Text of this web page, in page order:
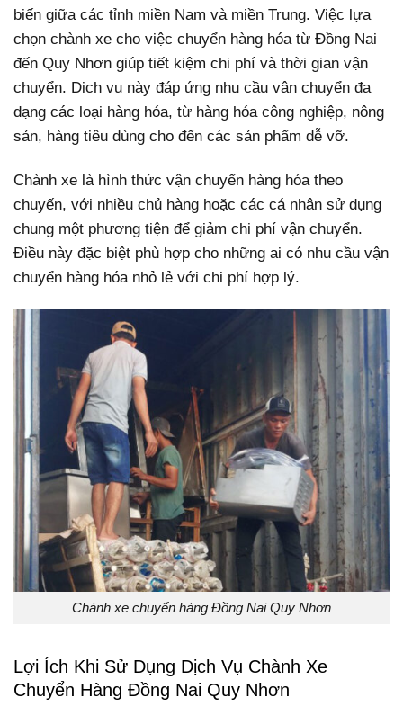
biến giữa các tỉnh miền Nam và miền Trung. Việc lựa
chọn chành xe cho việc chuyển hàng hóa từ Đồng Nai
đến Quy Nhơn giúp tiết kiệm chi phí và thời gian vận
chuyển. Dịch vụ này đáp ứng nhu cầu vận chuyển đa
dạng các loại hàng hóa, từ hàng hóa công nghiệp, nông
sản, hàng tiêu dùng cho đến các sản phẩm dễ vỡ.
Chành xe là hình thức vận chuyển hàng hóa theo
chuyến, với nhiều chủ hàng hoặc các cá nhân sử dụng
chung một phương tiện để giảm chi phí vận chuyển.
Điều này đặc biệt phù hợp cho những ai có nhu cầu vận
chuyển hàng hóa nhỏ lẻ với chi phí hợp lý.
Chành xe chuyển hàng Đồng Nai Quy Nhơn
Lợi Ích Khi Sử Dụng Dịch Vụ Chành Xe
Chuyển Hàng Đồng Nai Quy Nhơn